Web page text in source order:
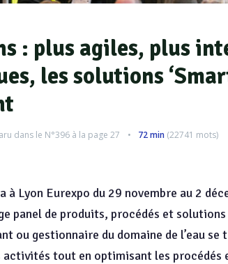
: plus agiles, plus
les solutions
dans le N°396 à la page 27 72 min (22741 mots)
à Lyon Eurexpo du 29 novembre au 2
panel de produits, procédés et
ou gestionnaire du domaine de l’eau
activités tout en optimisant les procédés